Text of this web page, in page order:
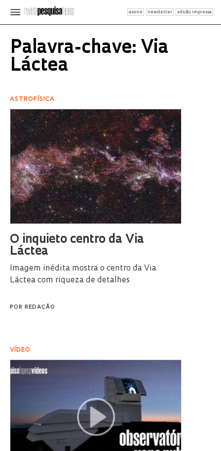
assine newsletter edição impressa
Palavra-chave: Via
Láctea
ASTROFÍSICA
O inquieto centro da Via
Láctea
Imagem inédita mostra o centro da Via
Láctea com riqueza de detalhes
POR REDAÇÃO
VÍDEO